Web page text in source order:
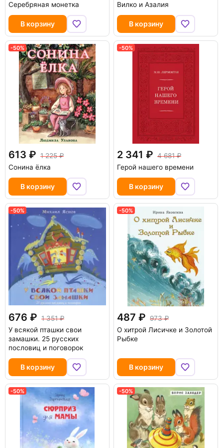
Серебряная монетка
В корзину
Вилко и Азалия
В корзину
-50%
613
1 225
Сонина ёлка
В корзину
-50%
2 341
4 681
Герой нашего времени
В корзину
-50%
676
1 351
У всякой пташки свои
замашки. 25 русских
пословиц и поговорок
В корзину
-50%
487
973
О хитрой Лисичке и Золотой
Рыбке
В корзину
-50% -50%